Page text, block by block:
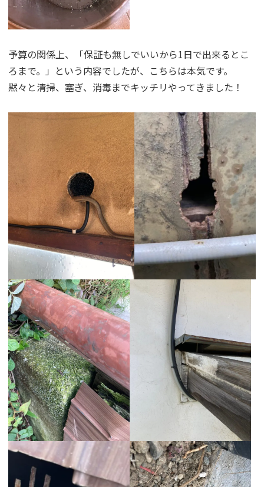
予算の関係上、「保証も無しでいいから1日で出来るとこ
ろまで。」という内容でしたが、こちらは本気です。
黙々と清掃、塞ぎ、消毒までキッチリやってきました！